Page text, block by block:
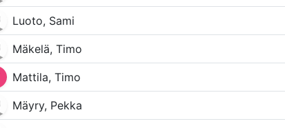
Luoto, Sami
Mäkelä, Timo
Mattila, Timo
Mäyry, Pekka